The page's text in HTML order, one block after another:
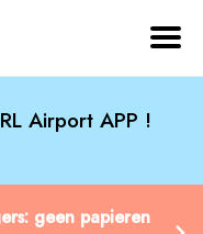
Airport APP !
geen papieren